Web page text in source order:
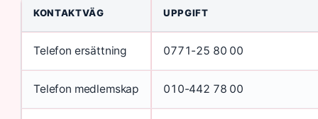
KONTAKTVÄG UPPGIFT
Telefon ersättning 0771-25 80 00
Telefon medlemskap 010-442 78 00